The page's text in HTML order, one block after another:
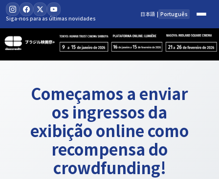
Pular
para
o
conteúdo
Siga-nos para as últimas novidades
日本語 | Português
Começamos a enviar
os ingressos da
exibição online como
recompensa do
crowdfunding!